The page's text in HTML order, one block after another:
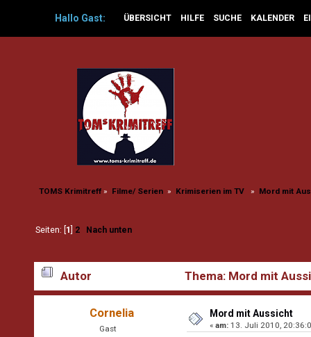
Hallo Gast: ÜBERSICHT HILFE SUCHE KALENDER
TOMS Krimitreff» Filme/ Serien » Krimiserien im TV » Mord mit
Seiten: [ 1 2 Nach unten
Autor Thema: Mord mit
Cornelia
Gast
Mord mit Aussicht
«am: 13. Juli 2010,